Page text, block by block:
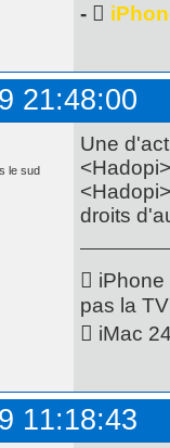
- 
21:48:00
le sud
Une
droits

pas la
 iMac
11:18:43